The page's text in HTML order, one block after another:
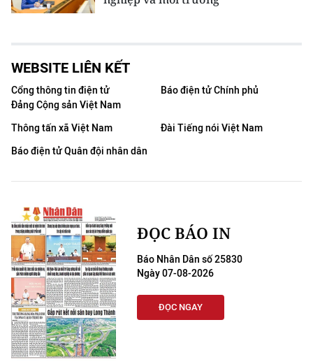
WEBSITE LIÊN KẾT
Cổng thông tin điện tử
Đảng Cộng sản Việt Nam
Báo điện tử Chính phủ
Thông tấn xã Việt Nam
Đài Tiếng nói Việt Nam
Báo điện tử Quân đội nhân dân
ĐỌC BÁO IN
Báo Nhân Dân số 25830
Ngày 07-08-2026
ĐỌC NGAY